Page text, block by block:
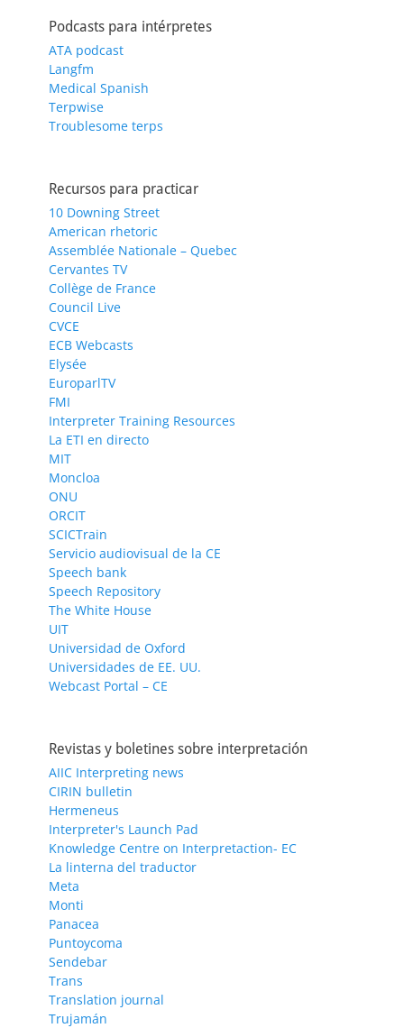
Podcasts para intérpretes
ATA podcast
Langfm
Medical Spanish
Terpwise
Troublesome terps
Recursos para practicar
10 Downing Street
American rhetoric
Assemblée Nationale – Quebec
Cervantes TV
Collège de France
Council Live
CVCE
ECB Webcasts
Elysée
EuroparlTV
FMI
Interpreter Training Resources
La ETI en directo
MIT
Moncloa
ONU
ORCIT
SCICTrain
Servicio audiovisual de la CE
Speech bank
Speech Repository
The White House
UIT
Universidad de Oxford
Universidades de EE. UU.
Webcast Portal – CE
Revistas y boletines sobre interpretación
AIIC Interpreting news
CIRIN bulletin
Hermeneus
Interpreter's Launch Pad
Knowledge Centre on Interpretaction- EC
La linterna del traductor
Meta
Monti
Panacea
Puntoycoma
Sendebar
Trans
Translation journal
Trujamán